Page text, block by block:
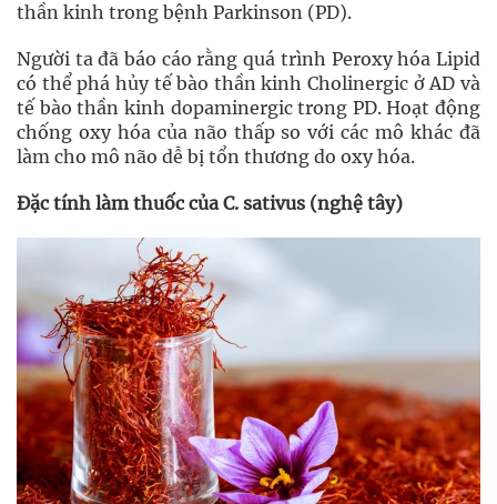
thần kinh trong bệnh Parkinson (PD).
Người ta đã báo cáo rằng quá trình Peroxy hóa Lipid
có thể phá hủy tế bào thần kinh Cholinergic ở AD và
tế bào thần kinh dopaminergic trong PD. Hoạt động
chống oxy hóa của não thấp so với các mô khác đã
làm cho mô não dễ bị tổn thương do oxy hóa.
Đặc tính làm thuốc của C. sativus (nghệ tây)